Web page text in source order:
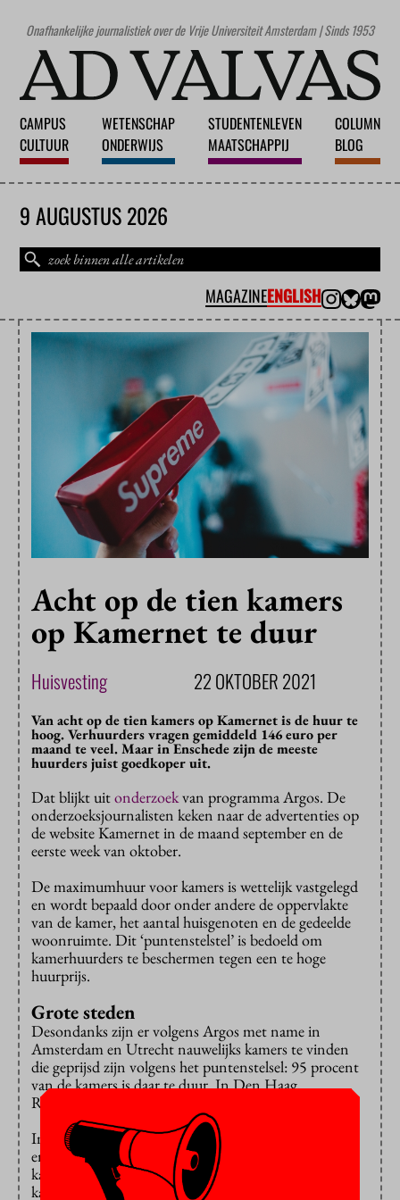
Onafhankelijke journalistiek over de Vrije Universiteit Amsterdam | Sinds 1953
CAMPUS
CULTUUR
WETENSCHAP
ONDERWIJS
STUDENTENLEVEN
MAATSCHAPPIJ
COLUMN
BLOG
9 AUGUSTUS 2026
MAGAZINEENGLISH
Acht op de tien kamers
op Kamernet te duur
Huisvesting 22 OKTOBER 2021
Van acht op de tien kamers op Kamernet is de huur te
hoog. Verhuurders vragen gemiddeld 146 euro per
maand te veel. Maar in Enschede zijn de meeste
huurders juist goedkoper uit.
Dat blijkt uitonderzoekvan programma Argos. De
onderzoeksjournalisten keken naar de advertenties op
de website Kamernet in de maand september en de
eerste week van oktober.
De maximumhuur voor kamers is wettelijk vastgelegd
en wordt bepaald door onder andere de oppervlakte
van de kamer, het aantal huisgenoten en de gedeelde
woonruimte. Dit ‘puntenstelstel’ is bedoeld om
kamerhuurders te beschermen tegen een te hoge
huurprijs.
Grote steden
Desondanks zijn er volgens Argos met name in
Amsterdam en Utrecht nauwelijks kamers te vinden
die geprijsd zijn volgens het puntenstelsel: 95 procent
van de kamers is daar te duur. In Den Haag,
Rotterdam en Groningen is het niet veel beter.
In Enschede houden verhuurders zich nog wel
enigszins aan het puntenstelsel. Daar is één op de drie
kamers te duur en ligt de gemiddelde huur voor een
kamer 45 euro onder de prijs die het puntenstelsel